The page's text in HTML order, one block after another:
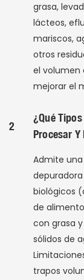
grasa,
lácteos,
mariscos,
otros
el volumen
mejorar el
2
¿Qué
Procesar
Admite
biológicos
de
con grasa
sólidos de
trapos